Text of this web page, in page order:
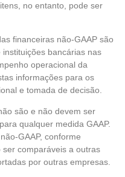
no entanto, pode ser
financeiras não-GAAP são
bancárias nas
operacional da
informações para os
e tomada de decisão.
são e não devem ser
qualquer medida GAAP.
GAAP, conforme
comparáveis a outras
por outras empresas.